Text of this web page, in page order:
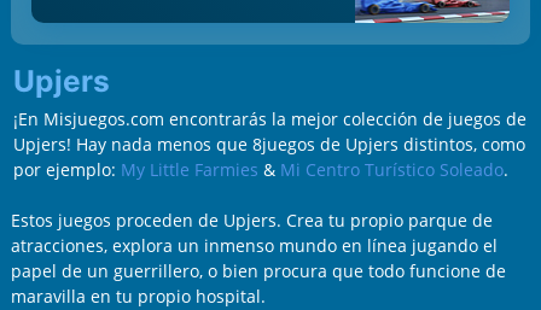
Upjers
¡En Misjuegos.com encontrarás la mejor colección de juegos de
Upjers! Hay nada menos que 8juegos de Upjers distintos, como
por ejemplo: My Little Farmies & Mi Centro Turístico Soleado.
Estos juegos proceden de Upjers. Crea tu propio parque de
atracciones, explora un inmenso mundo en línea jugando el
papel de un guerrillero, o bien procura que todo funcione de
maravilla en tu propio hospital.